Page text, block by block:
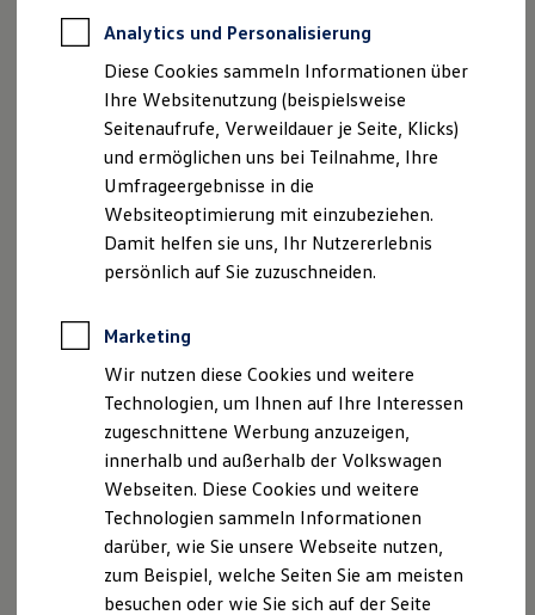
Professional Class bei Volkswagen
Behörden
Direktkunden
Sonderfahrzeuge
Anpfiff zum Gewinn
Elektromobilität
Elektroautos
ID. Tutorials
Elektrofahrzeugkonzepte
ID. EVERY1
Reichweite
Rekuperation
Laden unterwegs
Laden Zuhause
Ladestationen finden
Ladezeitensimulator
Batterie
Sicherheit
Nachhaltigkeit
Technologie
Kosten und Kauf
Verbrauchskosten
360°-Abstrahlung durch Körperschallgeber,
Hindernissen
Pulsierende, sehr intensive Sinus-Ultraschalltöne,
für Marder besonders unangenehm, reduziert
Gewöhnungseffekt
Impulstechnologie mit sehr geringem
Stromverbrauch (unter 2 mA)
Analytics und Personalisierung
Diese Cookies sammeln Informationen über
Ihre Websitenutzung (beispielsweise
Seitenaufrufe, Verweildauer je Seite, Klicks)
und ermöglichen uns bei Teilnahme, Ihre
Umfrageergebnisse in die
Websiteoptimierung mit einzubeziehen.
Damit helfen sie uns, Ihr Nutzererlebnis
persönlich auf Sie zuzuschneiden.
Marketing
Wir nutzen diese Cookies und weitere
Technologien, um Ihnen auf Ihre Interessen
zugeschnittene Werbung anzuzeigen,
innerhalb und außerhalb der Volkswagen
Webseiten. Diese Cookies und weitere
Technologien sammeln Informationen
darüber, wie Sie unsere Webseite nutzen,
zum Beispiel, welche Seiten Sie am meisten
besuchen oder wie Sie sich auf der Seite